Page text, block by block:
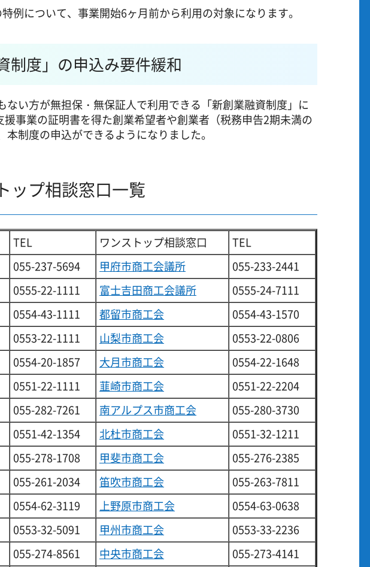
例について、事業開始6ヶ月前から利用の対象になります。
制度」の申込み要件緩和
い方が無担保・無保証人で利用できる「新創業融資制度」に
事業の証明書を得た創業希望者や創業者（税務申告2期未満の
制度の申込ができるようになりました。
ップ相談窓口一覧
TEL ワンストップ相談窓口
TEL
055-237-5694 甲府市商工会議所
055-233-2441
0555-22-1111 富士吉田商工会議所
0555-24-7111
0554-43-1111 都留市商工会
0554-43-1570
0553-22-1111 山梨市商工会
0553-22-0806
0554-20-1857 大月市商工会
0554-22-1648
0551-22-1111 韮崎市商工会
0551-22-2204
055-282-7261 南アルプス市商工会
055-280-3730
0551-42-1354 北杜市商工会
0551-32-1211
055-278-1708 甲斐市商工会
055-276-2385
055-261-2034 笛吹市商工会
055-263-7811
0554-62-3119 上野原市商工会
0554-63-0638
0553-32-5091 甲州市商工会
0553-33-2236
055-274-8561 中央市商工会
055-273-4141